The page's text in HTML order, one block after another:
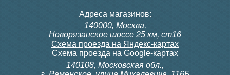
Адреса магазинов:
140000, Москва,
Новорязанское шоссе 25 км, ст16
Схема проезда на Яндекс-картах
Схема проезда на Google-картах
140108, Московская обл.,